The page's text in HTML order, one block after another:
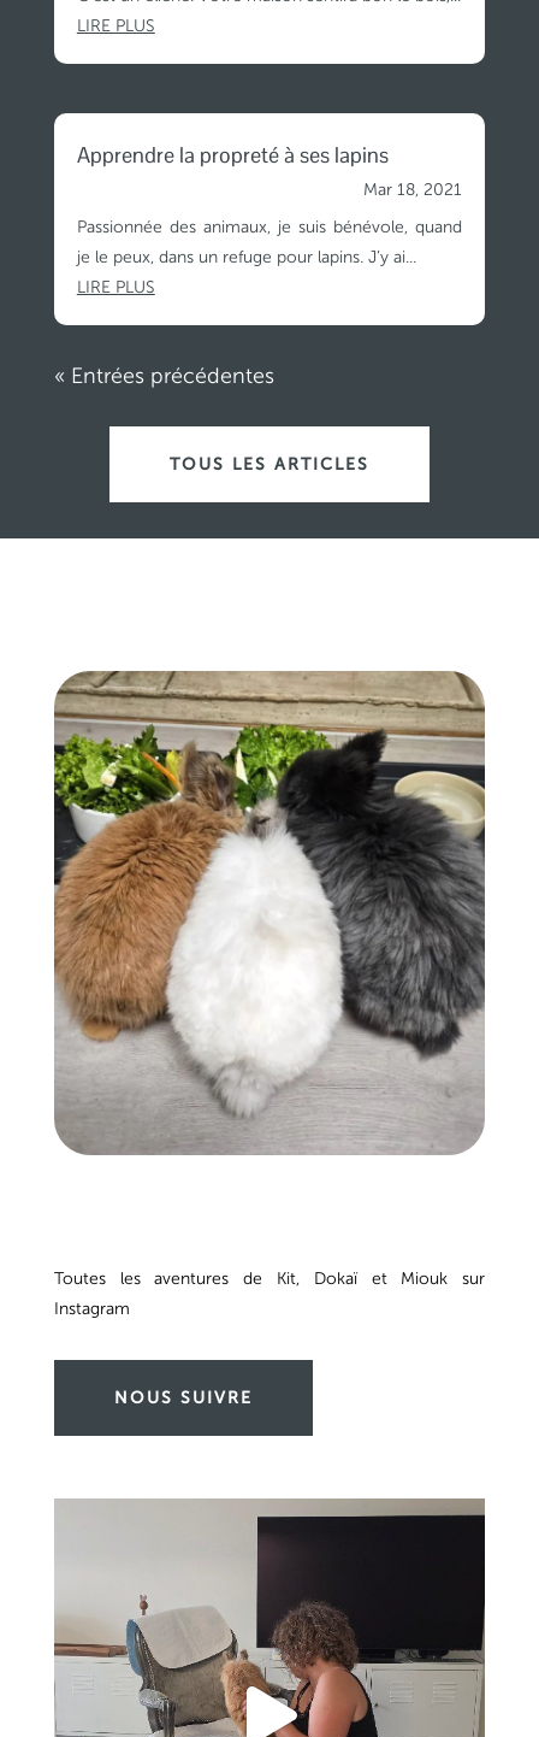
LIRE PLUS
Apprendre la propreté à ses lapins
Mar 18, 2021
Passionnée des animaux, je suis bénévole, quand
je le peux, dans un refuge pour lapins. J’y ai...
LIRE PLUS
« Entrées précédentes
TOUS LES ARTICLES
Toutes les aventures de Kit, Dokaï et Miouk sur
Instagram
NOUS SUIVRE